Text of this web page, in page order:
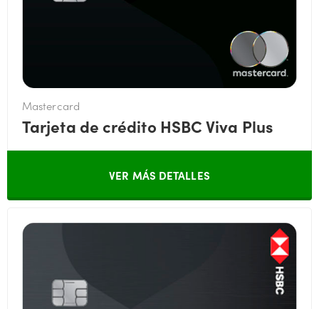
Mastercard
Tarjeta de crédito HSBC Viva Plus
VER MÁS DETALLES